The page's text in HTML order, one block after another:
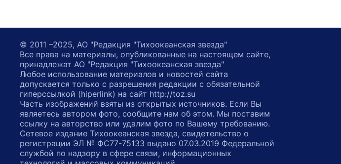
© 2011 –2025, АО "Редакция "Тихоокеанская звезда"
Все права на материалы, опубликованные на настоящем сайте,
принадлежат АО "Редакция "Тихоокеанская звезда"
Любое использование материалов и новостей сайта
допускается только с разрешения редакции с обязательной
гиперссылкой (hiperlink) на сайт http://toz.su
Часть изображений взяты из открытых источников. Если Вы
являетесь автором фото, сообщите нам об этом. Мы поставим
ссылку на авторство или удалим фото по Вашему требованию.
Сетевое издание Тихоокеанская звезда, свидетельство о
регистрации ЭЛ № ФС77-75133 выдано 07.03.2019 Федеральной
службой по надзору в сфере связи, информационных